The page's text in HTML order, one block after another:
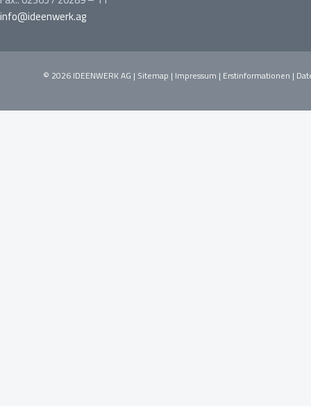
info@ideenwerk.ag
© 2026 IDEENWERK AG | Sitemap | Impressum | Erstinformationen |